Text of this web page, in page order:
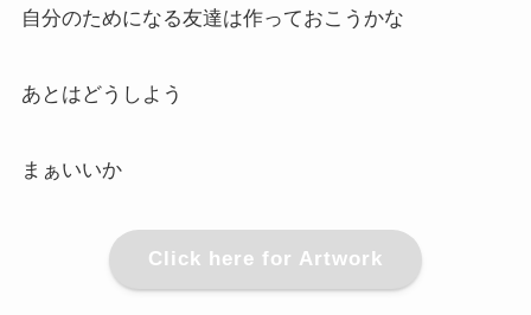
自分のためになる友達は作っておこうかな
あとはどうしよう
まぁいいか
Click here for Artwork